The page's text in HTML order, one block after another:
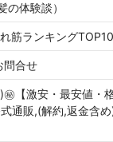
の体験談）
筋ランキング
問合せ
【激安・最安値・
通販,(解約,返金含